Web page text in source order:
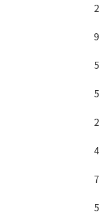
2
9
5
5
2
4
7
5